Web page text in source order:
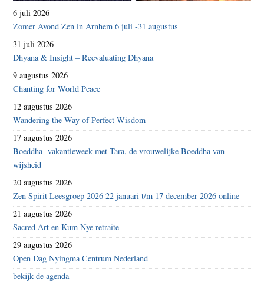
6 juli 2026
Zomer Avond Zen in Arnhem 6 juli -31 augustus
31 juli 2026
Dhyana & Insight – Reevaluating Dhyana
9 augustus 2026
Chanting for World Peace
12 augustus 2026
Wandering the Way of Perfect Wisdom
17 augustus 2026
Boeddha- vakantieweek met Tara, de vrouwelijke Boeddha van
wijsheid
20 augustus 2026
Zen Spirit Leesgroep 2026 22 januari t/m 17 december 2026 online
21 augustus 2026
Sacred Art en Kum Nye retraite
29 augustus 2026
Open Dag Nyingma Centrum Nederland
bekijk de agenda